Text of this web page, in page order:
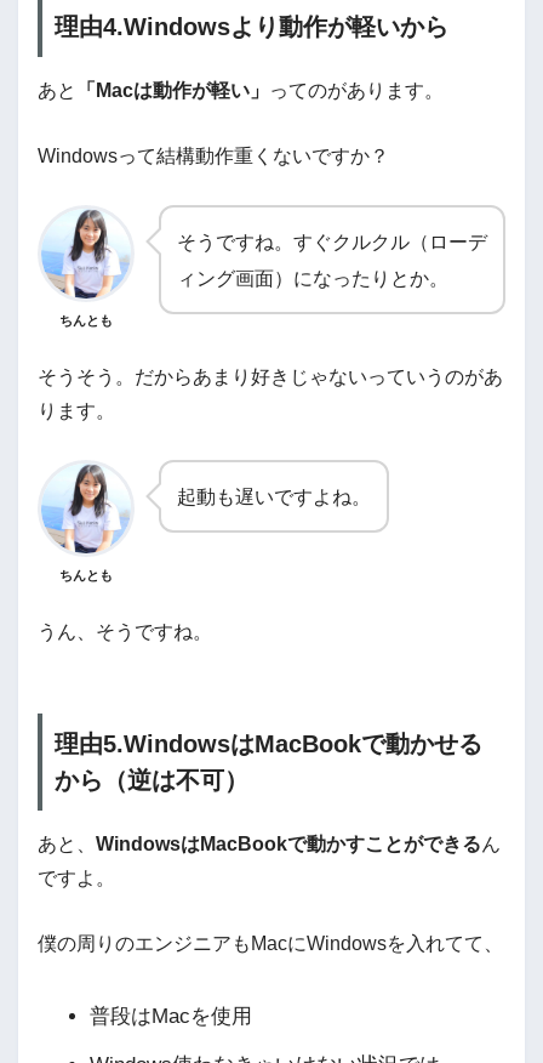
理由4.Windowsより動作が軽いから
あと 「Macは動作が軽い」 ってのがあります。
Windowsって結構動作重くないですか？
ちんとも
そうですね。すぐクルクル（ローデ
ィング画面）になったりとか。
そうそう。だからあまり好きじゃないっていうのがあ
ります。
ちんとも
起動も遅いですよね。
うん、そうですね。
理由5.WindowsはMacBookで動かせる
から（逆は不可）
あと、 WindowsはMacBookで動かすことができるん
ですよ。
僕の周りのエンジニアもMacにWindowsを入れてて、
普段はMacを使用